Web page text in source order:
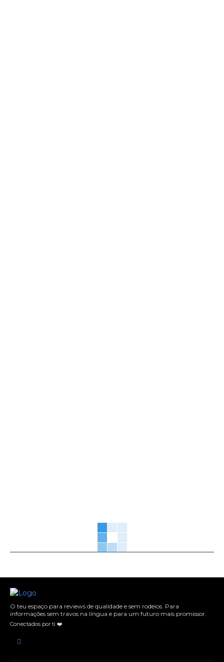
O teu espaço para reviews de qualidade e sem rodeios. Para
informações sem travos na língua e para um futuro mais promissor.
Conectados por ti ❤️